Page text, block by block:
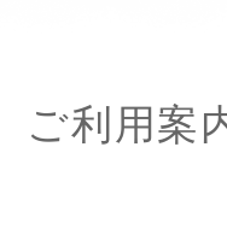
ご利用案